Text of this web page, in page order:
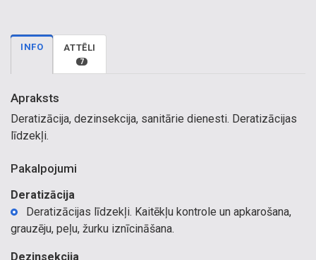
INFO ATTĒLI
7
Apraksts
Deratizācija, dezinsekcija, sanitārie dienesti. Deratizācijas
līdzekļi.
Pakalpojumi
Deratizācija
Deratizācijas līdzekļi. Kaitēkļu kontrole un apkarošana,
grauzēju, peļu, žurku iznīcināšana.
Dezinsekcija